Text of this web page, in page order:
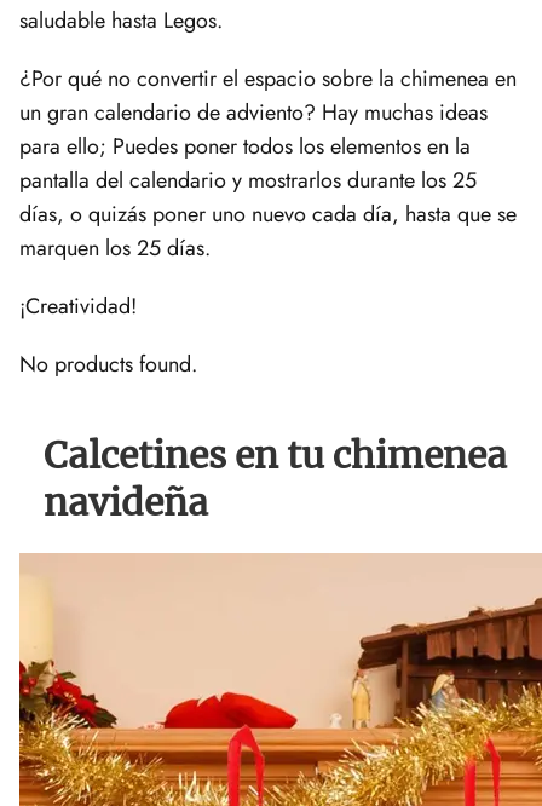
saludable hasta Legos.
¿Por qué no convertir el espacio sobre la chimenea en
un gran calendario de adviento? Hay muchas ideas
para ello; Puedes poner todos los elementos en la
pantalla del calendario y mostrarlos durante los 25
días, o quizás poner uno nuevo cada día, hasta que se
marquen los 25 días.
¡Creatividad!
No products found.
Calcetines en tu chimenea
navideña